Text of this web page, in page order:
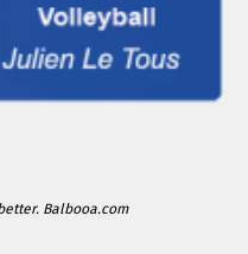
Balbooa.com